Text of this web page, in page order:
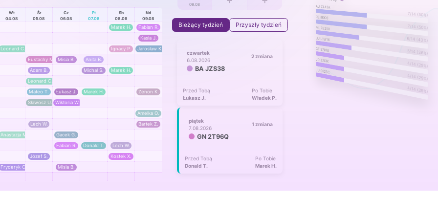
Wt
04.08
Śr
05.08
Cz
06.08
Pt
07.08
Sb
08.08
Nd
09.08
Marek H. Fabian R.
Kasia J.
Leonard C. Ignacy P. Jarosław K.
Eustachy M. Misia B. Anita B.
Adam B. Michał S. Marek H.
Leonard C.
Mateo T. Łukasz J. Marek H. Zenon K.
Sławosz U. Wiktoria W.
Amelka O.
Lech W. Bartek Z.
Anastazja M. Gacek G.
Fabian R. Donald T. Lech W.
Józef S. Kostek X.
Fryderyk Ch. Misia B.
09.08
Bieżący tydzień Przyszły tydzień
czwartek
6.08.2026
2 zmiana
BA JZS38
Przed Tobą
Łukasz J.
Po Tobie
Władek P.
piątek
7.08.2026
1 zmiana
GN 2T96Q
Przed Tobą
Donald T.
Po Tobie
Marek H.
AU Z4A2A
7/14 (50%)
CE 8I0D3
7/14 (50%)
ML 7B25U
6/14 (43%)
UJ L1W16
5/14 (36%)
CT 97016
4/14 (29%)
JD 32CIX
4/14 (29%)
JU 0623C
4/14 (29%)